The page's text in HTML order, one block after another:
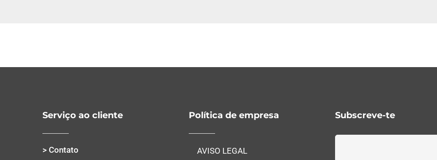
Serviço ao cliente
> Contato
Política de empresa
AVISO LEGAL
Subscreve-te